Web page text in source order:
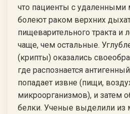
что пациенты с удаленными
болеют раком верхних
пищеварительного тракта и
чаще, чем остальные.
(крипты) оказались
где распознается
попадает извне (пищи,
микроорганизмов), и затем
белки. Ученые выделили из